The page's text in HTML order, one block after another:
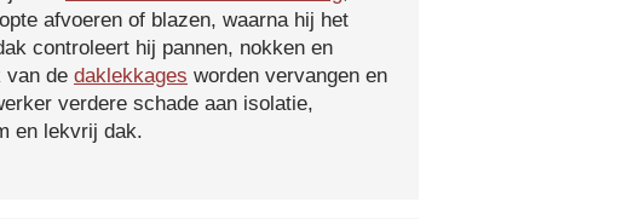
afvoeren of blazen, waarna hij het
controleert hij pannen, nokken en
van de daklekkages worden vervangen en
verdere schade aan isolatie,
en lekvrij dak.